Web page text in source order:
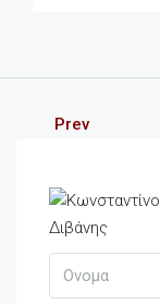
Prev